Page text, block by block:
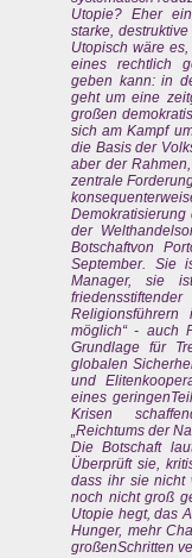
Utopie? Eher
starke,
Utopisch wäre
eines rechtlich
geben kann: in
geht um eine
großen
sich am Kampf
die Basis der
aber der
zentrale
der
Botschaftvon
September. Sie
Manager, sie
Religionsführern
möglich“ - auch
Grundlage für
globalen
und
eines
Krisen
„Reichtums der
Die Botschaft
Überprüft sie,
dass ihr sie nicht
noch nicht groß
Utopie hegt, das
Hunger, mehr
großenSchritten